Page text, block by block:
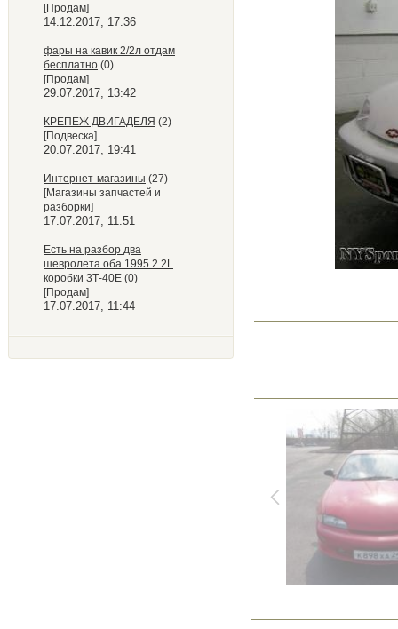
[Продам]
14.12.2017, 17:36
фары на кавик 2/2л отдам
бесплатно (0)
[Продам]
29.07.2017, 13:42
КРЕПЕЖ ДВИГАДЕЛЯ (2)
[Подвеска]
20.07.2017, 19:41
Интернет-магазины (27)
[Магазины запчастей и
разборки]
17.07.2017, 11:51
Есть на разбор два
шевролета оба 1995 2.2L
коробки 3Т-40Е (0)
[Продам]
17.07.2017, 11:44